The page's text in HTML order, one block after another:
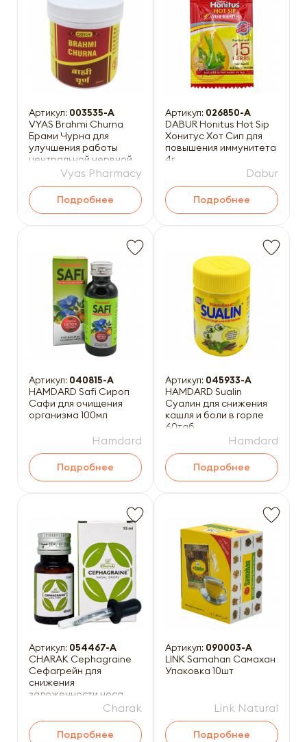
Артикул: 003535-A
VYAS Brahmi Churna
Брами Чурна для
улучшения работы
центральной нервной
системы 100гVyas Pharmacy
Подробнее
Артикул: 026850-A
DABUR Honitus Hot Sip
Хонитус Хот Сип для
повышения иммунитета
4г
Dabur
Подробнее
Артикул: 040815-A
HAMDARD Safi Сироп
Cафи для очищения
организма 100мл
Hamdard
Подробнее
Артикул: 045933-A
HAMDARD Sualin
Суалин для снижения
кашля и боли в горле
60таб
Hamdard
Подробнее
Артикул: 054467-A
CHARAK Cephagraine
Сефагрейн для
снижения
заложенности носа
Charak
Подробнее
Артикул: 090003-A
LINK Samahan Самахан
Упаковка 10шт
Link Natural
Подробнее